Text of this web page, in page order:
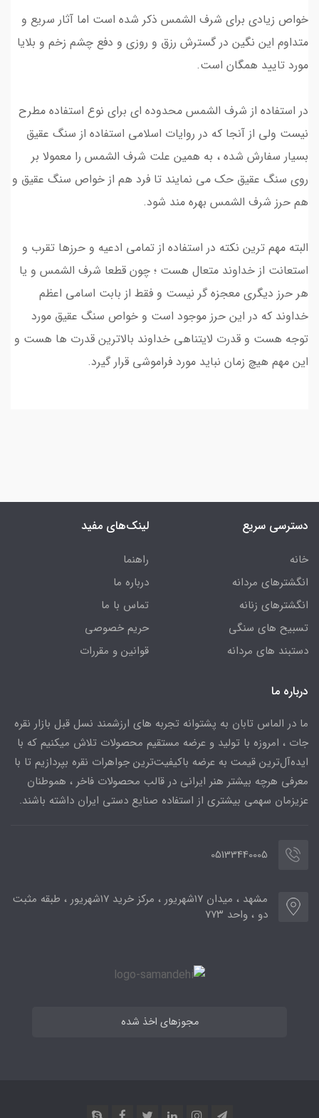
خواص زیادی برای شرف الشمس ذکر شده است اما آثار سریع و
متداوم این نگین در گسترش رزق و روزی و دفع چشم زخم و بلایا
مورد تایید همگان است.
در استفاده از شرف الشمس محدوده ای برای نوع استفاده مطرح
نیست ولی از آنجا که در روایات اسلامی استفاده از سنگ عقیق
بسیار سفارش شده ، به همین علت شرف الشمس را معمولا بر
روی سنگ عقیق حک می نمایند تا فرد هم از خواص سنگ عقیق و
هم حرز شرف الشمس بهره مند شود.
البته مهم ترین نکته در استفاده از تمامی ادعیه و حرزها تقرب و
استعانت از خداوند متعال هست ؛ چون قطعا شرف الشمس و یا
هر حرز دیگری معجزه گر نیست و فقط از بابت اسامی اعظم
خداوند که در این حرز موجود است و خواص سنگ عقیق مورد
توجه هست و قدرت لایتناهی خداوند بالاترین قدرت ها هست و
این مهم هیچ زمان نباید مورد فراموشی قرار گیرد.
دسترسی سریع
خانه
انگشترهای مردانه
انگشترهای زنانه
تسبیح های سنگی
دستبند های مردانه
لینک‌های مفید
راهنما
درباره ما
تماس با ما
حریم خصوصی
قوانین و مقررات
درباره ما
ما در الماس تابان به پشتوانه تجربه های ارزشمند نسل قبل بازار نقره
جات ، امروزه با تولید و عرضه مستقیم محصولات تلاش میکنیم که با
ایده‌آل‌ترین قیمت به عرضه باکیفیت‌ترین جواهرات نقره بپردازیم تا با
معرفی هرچه بیشتر هنر ایرانی در قالب محصولات فاخر ، هموطنان
عزیزمان سهمی بیشتری از استفاده صنایع دستی ایران داشته باشند.
05133440005
مشهد ، میدان ۱۷شهریور ، مرکز خرید ۱۷شهریور ، طبقه مثبت
دو ، واحد ۷۷۳
مجوزهای اخذ شده